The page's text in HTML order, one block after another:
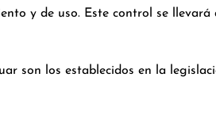
y de uso. Este control se
son los establecidos en la